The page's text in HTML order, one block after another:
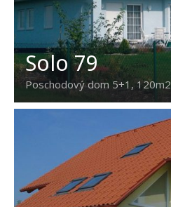
Solo 79
Poschodový dom 5+1, 120m2